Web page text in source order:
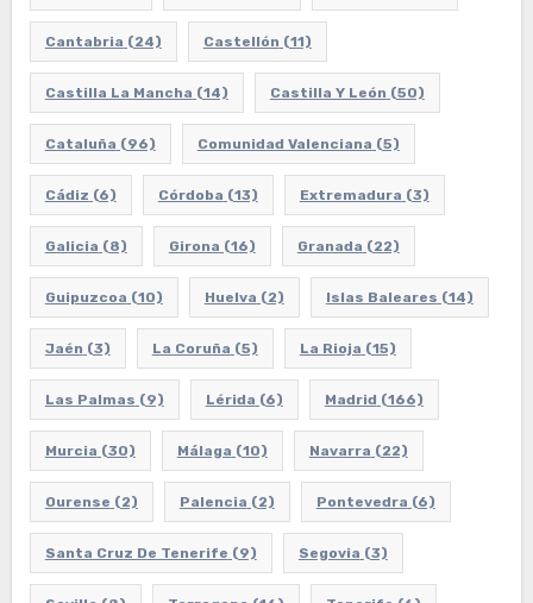
Cantabria (24) Castellón (11)
Castilla La Mancha (14) Castilla Y León (50)
Cataluña (96) Comunidad Valenciana (5)
Cádiz (6) Córdoba (13) Extremadura (3)
Galicia (8) Girona (16) Granada (22)
Guipuzcoa (10) Huelva (2) Islas Baleares (14)
Jaén (3) La Coruña (5) La Rioja (15)
Las Palmas (9) Lérida (6) Madrid (166)
Murcia (30) Málaga (10) Navarra (22)
Ourense (2) Palencia (2) Pontevedra (6)
Santa Cruz De Tenerife (9) Segovia (3)